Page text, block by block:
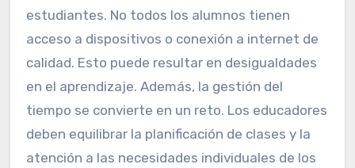
estudiantes. No todos los alumnos tienen
acceso a dispositivos o conexión a internet de
calidad. Esto puede resultar en desigualdades
en el aprendizaje. Además, la gestión del
tiempo se convierte en un reto. Los educadores
deben equilibrar la planificación de clases y la
atención a las necesidades individuales de los